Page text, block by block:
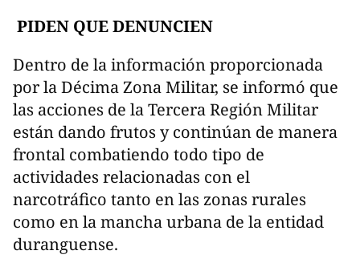
PIDEN QUE DENUNCIEN
Dentro de la información proporcionada
por la Décima Zona Militar, se informó que
las acciones de la Tercera Región Militar
están dando frutos y continúan de manera
frontal combatiendo todo tipo de
actividades relacionadas con el
narcotráfico tanto en las zonas rurales
como en la mancha urbana de la entidad
duranguense.